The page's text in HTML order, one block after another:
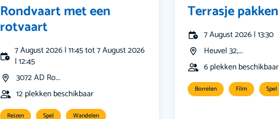
Rondvaart met een
rotvaart
7 August 2026 | 11:45 tot 7 August 2026
| 12:45
3072 AD Ro...
12 plekken beschikbaar
Reizen Spel Wandelen
Terrasje pakken
7 August 2026 | 13:30
Heuvel 32,...
6 plekken beschikbaar
Borrelen Film Spel